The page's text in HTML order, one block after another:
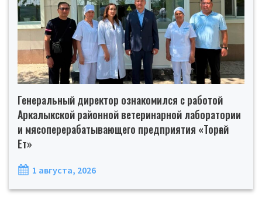
Генеральный директор ознакомился с работой
Аркалыкской районной ветеринарной лаборатории
и мясоперерабатывающего предприятия «Торғай
Ет»
1 августа, 2026